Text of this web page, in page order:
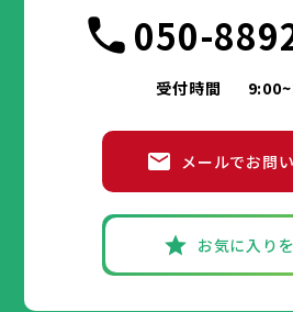
050-
受付時間
メールでお問
お気に入り